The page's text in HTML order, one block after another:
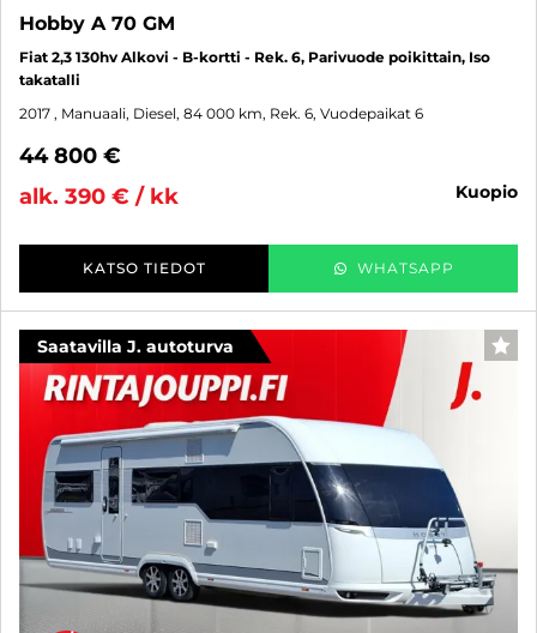
Hobby A 70 GM
Fiat 2,3 130hv Alkovi - B-kortti - Rek. 6, Parivuode poikittain, Iso
takatalli
2017 , Manuaali, Diesel, 84 000 km, Rek. 6, Vuodepaikat 6
44 800 €
alk. 390 € / kk
kuopio
KATSO TIEDOT WHATSAPP
Saatavilla J. autoturva